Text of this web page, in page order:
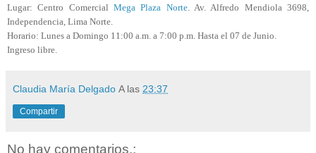
Lugar: Centro Comercial Mega Plaza Norte. Av. Alfredo Mendiola 3698,
Independencia, Lima Norte.
Horario: Lunes a Domingo 11:00 a.m. a 7:00 p.m. Hasta el 07 de Junio.
Ingreso libre.
Claudia María Delgado A las 23:37
Compartir
No hay comentarios.: